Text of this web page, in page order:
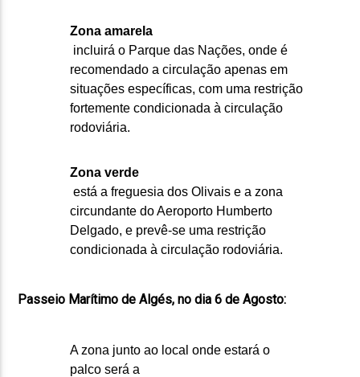
Zona amarela
incluirá o Parque das Nações, onde é
recomendado a circulação apenas em
situações específicas, com uma restrição
fortemente condicionada à circulação
rodoviária.
Zona verde
está a freguesia dos Olivais e a zona
circundante do Aeroporto Humberto
Delgado, e prevê-se uma restrição
condicionada à circulação rodoviária.
Passeio Marítimo de Algés, no dia 6 de Agosto:
A zona junto ao local onde estará o
palco será a